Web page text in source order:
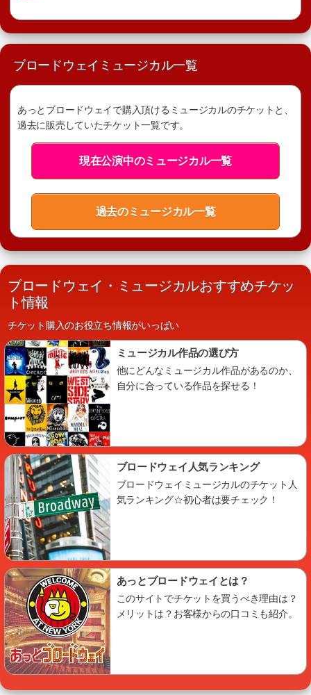
ブロードウェイミュージカル一覧
あっとブロードウェイで購入頂けるミュージカルのチケットと、
過去に販売していたチケット一覧です。
現在公演中のミュージカル一覧
過去のミュージカル一覧
ブロードウェイ・ミュージカルおすすめチケッ
ト情報
チケット購入のお役立ち情報がいっぱい
ミュージカル作品の選び方
他にどんなミュージカル作品があるのか、
自分に合っている作品を探せる！
ブロードウェイ人気ランキング
ブロードウェイミュージカルのチケット人
気ランキング☆初心者は要チェック！
あっとブロードウェイとは？
このサイトでチケットを買うべき理由は？
メリットは？お客様からの口コミも紹介。